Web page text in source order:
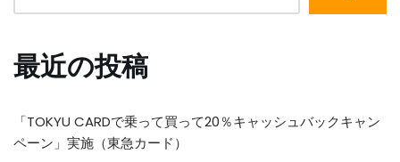
最近の投稿
「TOKYU CARDで乗って買って20％キャッシュバックキャン
ペーン」実施（東急カード）